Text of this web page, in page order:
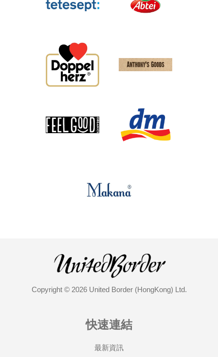
Copyright © 2026 United Border (HongKong) Ltd.
快速連結
最新資訊